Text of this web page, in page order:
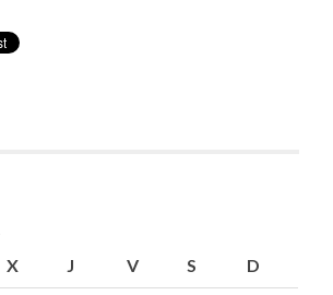
X J V S D